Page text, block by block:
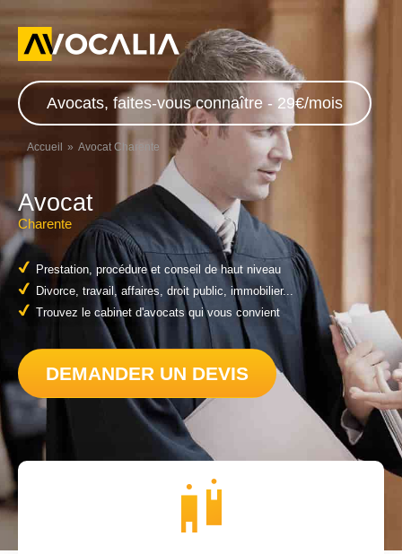
Avocats, faites-vous connaître - 29€/mois
Accueil Avocat Charente
Avocat
Charente
Prestation, procédure et conseil de haut niveau
Divorce, travail, affaires, droit public, immobilier...
Trouvez le cabinet d'avocats qui vous convient
DEMANDER UN DEVIS